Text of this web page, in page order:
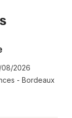
2026
- Bordeaux